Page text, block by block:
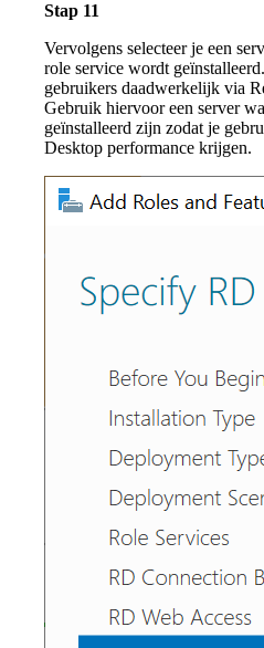
Stap 11
Vervolgens selecteer je een
role service wordt
gebruikers daadwerkelijk via
Gebruik hiervoor een server
geïnstalleerd zijn zodat je
Desktop performance krijgen.